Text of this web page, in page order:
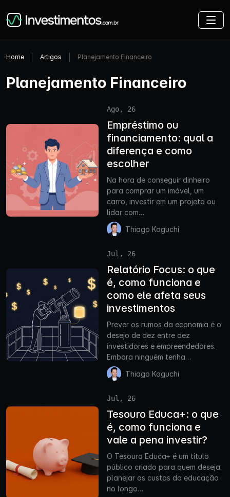
Home Artigos Planejamento Financeiro
Planejamento Financeiro
Ago, 26
Empréstimo ou
financiamento: qual a
diferença e como
escolher
Na hora de conseguir dinheiro
para comprar um imóvel, um
carro, investir em um projeto ou
lidar com…
Thiago Koguchi
Jul, 26
Relatório Focus: o que
é, como funciona e
como ele afeta seus
investimentos
Prever os rumos da economia é o
desejo de dez entre dez
investidores e empreendedores.
Embora ninguém tenha…
Thiago Koguchi
Jul, 26
Tesouro Educa+: o que
é, como funciona e
vale a pena investir?
O Tesouro Educa+ é um título
público criado para quem deseja
planejar os custos da educação
no longo…